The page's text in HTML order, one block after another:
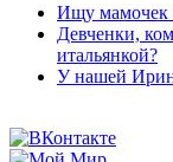
Ищу мамочек
Девченки,
итальянкой?
У нашей